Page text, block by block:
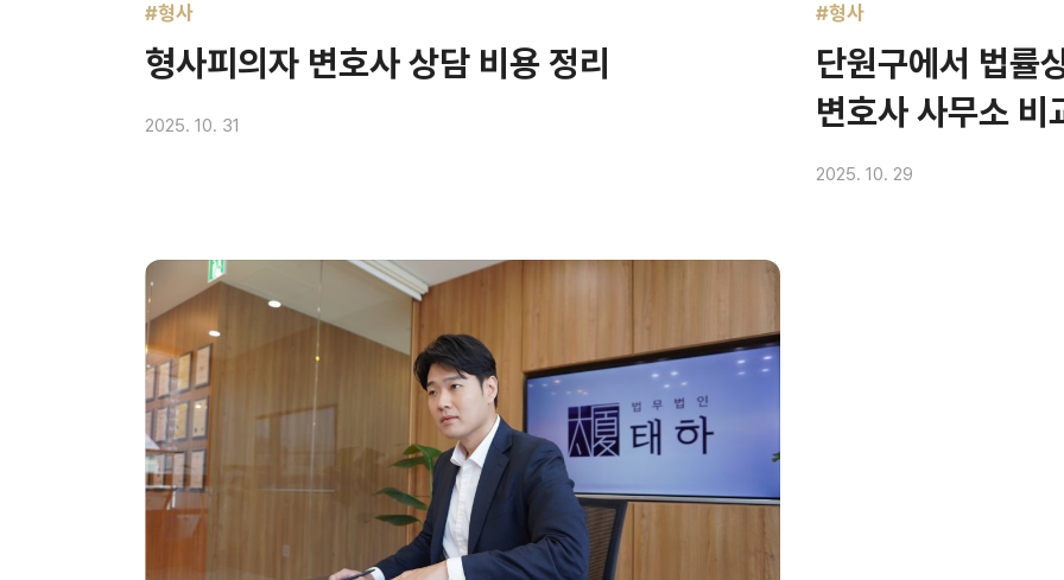
#형사
형사피의자 변호사 상담 비용 정리
2025. 10. 31
#형사
단원구에서 법률
변호사 사무소 비
2025. 10. 29